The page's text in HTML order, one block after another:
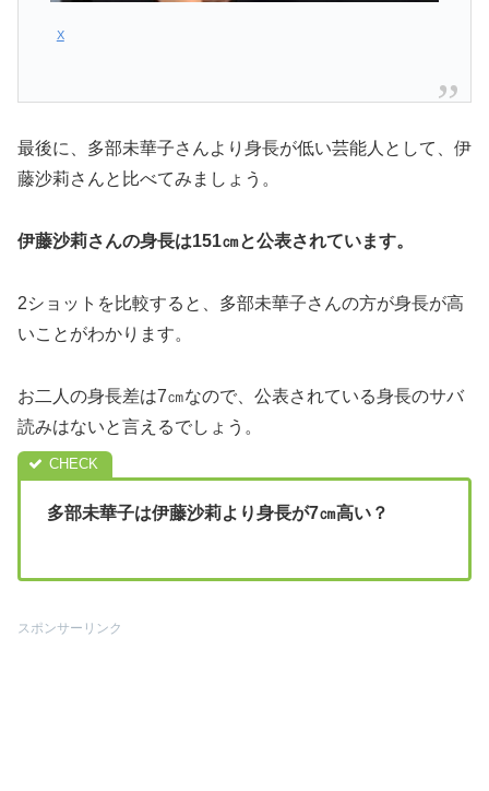
X
最後に、多部未華子さんより身長が低い芸能人として、伊
藤沙莉さんと比べてみましょう。
伊藤沙莉さんの身長は151㎝と公表されています。
2ショットを比較すると、多部未華子さんの方が身長が高
いことがわかります。
お二人の身長差は7㎝なので、公表されている身長のサバ
読みはないと言えるでしょう。
多部未華子は伊藤沙莉より身長が7㎝高い？
スポンサーリンク